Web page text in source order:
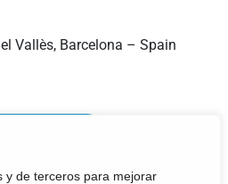
y de terceros para mejorar
Vallès, Barcelona – Spain